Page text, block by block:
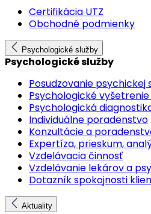
Certifikácia UTZ
Obchodné podmienky
Psychologické služby
Psychologické služby
Posudzovanie psychickej
Psychologické
Psychologická
Individuálne poradenstvo
Konzultácie a
Expertíza, prieskum,
Vzdelávacia činnosť
Vzdelávanie lekárov a
Dotazník spokojnosti
Aktuality